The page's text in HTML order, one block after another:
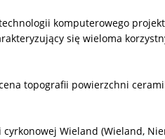
komputerowego
się wieloma
topografii powierzchni
Wieland (Wieland,